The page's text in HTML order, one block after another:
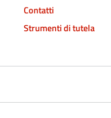
Contatti
Strumenti di tutela